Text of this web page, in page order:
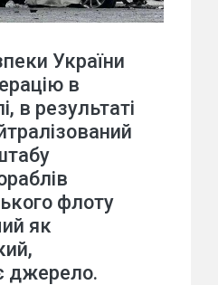
України
в
в результаті
флоту
як
джерело.